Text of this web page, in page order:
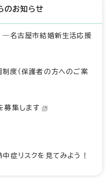
のお知らせ
―名古屋市結婚新生活応援
度（保護者の方へのご案
募集します
症リスクを見てみよう！